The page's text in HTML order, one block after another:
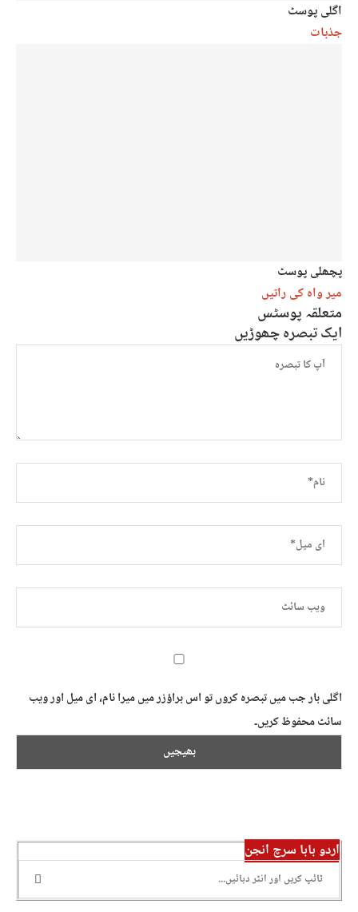
اگلی پوسٹ
جذبات
پچھلی پوسٹ
میر واہ کی راتیں
متعلقہ پوسٹس
ایک تبصرہ چھوڑیں
اگلی بار جب میں تبصرہ کروں تو اس براؤزر میں میرا نام، ای میل اور ویب
سائٹ محفوظ کریں۔
اردو بابا سرچ انجن